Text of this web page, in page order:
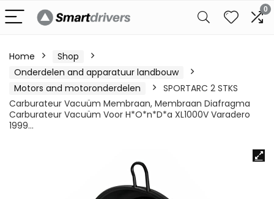
0
Home
Shop
Onderdelen and apparatuur landbouw
Motors and motoronderdelen
SPORTARC 2 STKS
Carburateur Vacuüm Membraan, Membraan Diafragma
Carburateur Vacuüm Voor H*O*n*D*a XL1000V Varadero
1999…